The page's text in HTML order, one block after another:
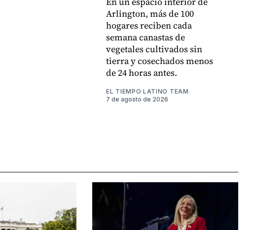
Arlington, más de 100
hogares reciben cada
semana canastas de
vegetales cultivados sin
tierra y cosechados menos
de 24 horas antes.
EL TIEMPO LATINO TEAM
7 de agosto de 2026